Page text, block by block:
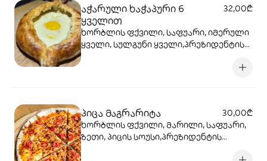
აჭარული ხაჭაპური 6
ყველით
32,00₾
ხორბლის ფქვილი, საფუარი, იმერული
ყველი, სულგუნი ყველი,პრეზიდენტის
პიცა მაგრარიტა
30,00₾
ხორბლის ფქვილი, მარილი, საფუარი,
ზეთი, პიცის სოუსი,პრეზიდენტის